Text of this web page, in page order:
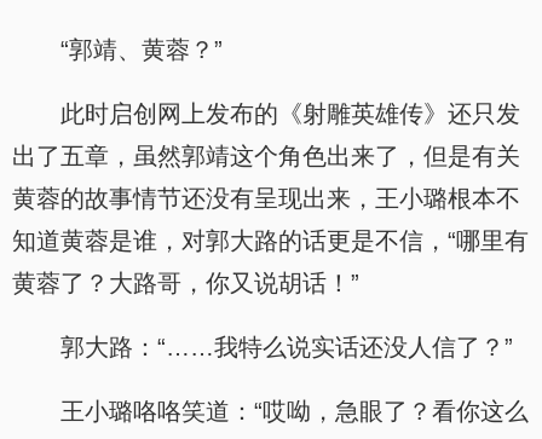
“郭靖、黄蓉？”
此时启创网上发布的《射雕英雄传》还只发
出了五章，虽然郭靖这个角色出来了，但是有关
黄蓉的故事情节还没有呈现出来，王小璐根本不
知道黄蓉是谁，对郭大路的话更是不信，“哪里有
黄蓉了？大路哥，你又说胡话！”
郭大路：“……我特么说实话还没人信了？”
王小璐咯咯笑道：“哎呦，急眼了？看你这么